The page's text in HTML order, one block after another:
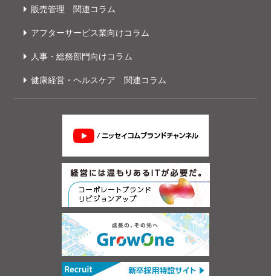
販売管理 関連コラム
アフターサービス業向けコラム
人事・総務部門向けコラム
健康経営・ヘルスケア 関連コラム